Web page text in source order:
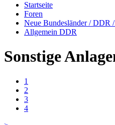
Startseite
Foren
Neue Bundesländer / DDR
Allgemein DDR
Sonstige
1
2
3
4